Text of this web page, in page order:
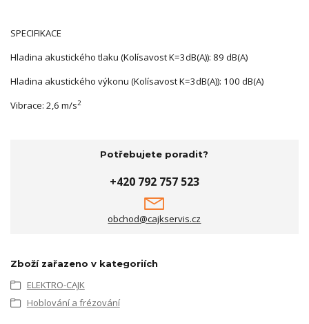
SPECIFIKACE
Hladina akustického tlaku (Kolísavost K=3dB(A)): 89 dB(A)
Hladina akustického výkonu (Kolísavost K=3dB(A)): 100 dB(A)
Vibrace: 2,6 m/s2
Potřebujete poradit?
+420 792 757 523
obchod@cajkservis.cz
Zboží zařazeno v kategoriích
ELEKTRO-CAJK
Hoblování a frézování